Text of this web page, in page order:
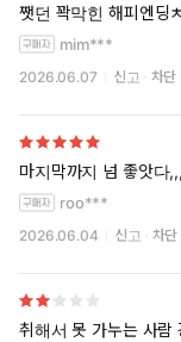
쨋던 꽉막힌 해피엔딩
mim***
2026.06.07 신고 차단
마지막까지 넘 좋앗다,,,
roo***
2026.06.04 신고 차단
취해서 못 가누는 사